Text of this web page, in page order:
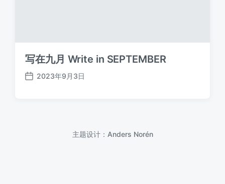
写在九月 Write in SEPTEMBER
发
2023年9月3日
主题设计： Anders Norén